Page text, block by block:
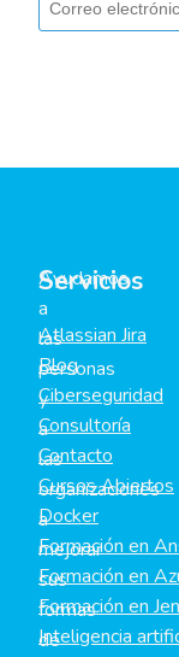
Ayudamos
a
las
personas
y
a
las
organizaciones
a
mejorar
sus
formas
de
Servicios
Atlassian Jira
Blog
Ciberseguridad
Consultoría
Contacto
Cursos Abiertos
Docker
Formación en
Formación en
Formación en
Inteligencia